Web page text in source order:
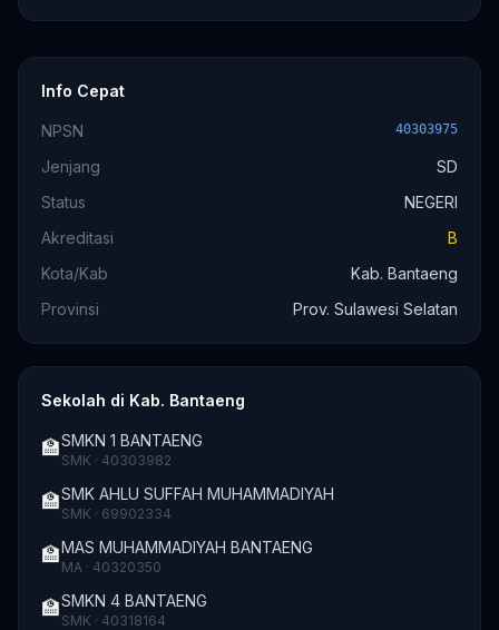
Info Cepat
NPSN 40303975
Jenjang
SD
Status
NEGERI
Akreditasi
B
Kota/Kab
Kab. Bantaeng
Provinsi
Prov. Sulawesi Selatan
Sekolah di Kab. Bantaeng
🏫SMKN 1 BANTAENG
SMK · 40303982
🏫SMK AHLU SUFFAH MUHAMMADIYAH
SMK · 69902334
🏫MAS MUHAMMADIYAH BANTAENG
MA · 40320350
🏫SMKN 4 BANTAENG
SMK · 40318164